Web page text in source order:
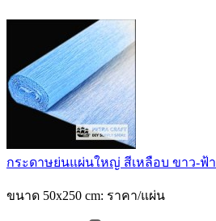
กระดาษย่นแผ่นใหญ่ สีเหลือบ ขาว-ฟ้า
ขนาด 50x250 cm: ราคา/แผ่น